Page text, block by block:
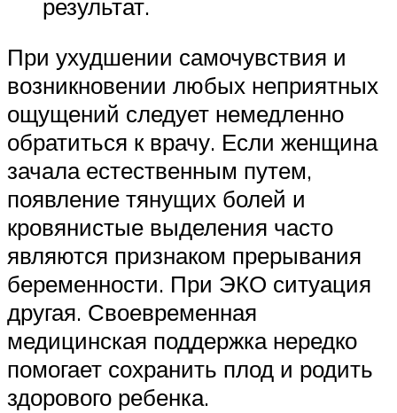
результат.
При ухудшении самочувствия и
возникновении любых неприятных
ощущений следует немедленно
обратиться к врачу. Если женщина
зачала естественным путем,
появление тянущих болей и
кровянистые выделения часто
являются признаком прерывания
беременности. При ЭКО ситуация
другая. Своевременная
медицинская поддержка нередко
помогает сохранить плод и родить
здорового ребенка.